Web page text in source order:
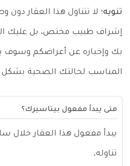
تنويه؛ لا تتناول هذا العقار دون
إشراف طبيب مختص، بل عليك
بك وإخباره عن أعراضكم وسوف
المناسب لحالتك الصحية بشكل
متى يبدأ مفعول بيتاسيرك؟
يبدأ مفعول هذا العقار خلال
تناوله.